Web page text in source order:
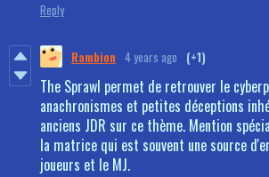
Reply
Rambion 4 years ago (+1)
The Sprawl permet de retrouver le
anachronismes et petites déceptions
anciens JDR sur ce thème. Mention
la matrice qui est souvent une source
joueurs et le MJ.